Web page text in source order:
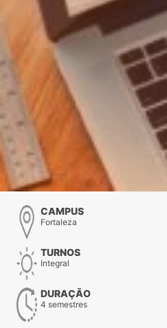
CAMPUS
Fortaleza
TURNOS
Integral
DURAÇÃO
4 semestres